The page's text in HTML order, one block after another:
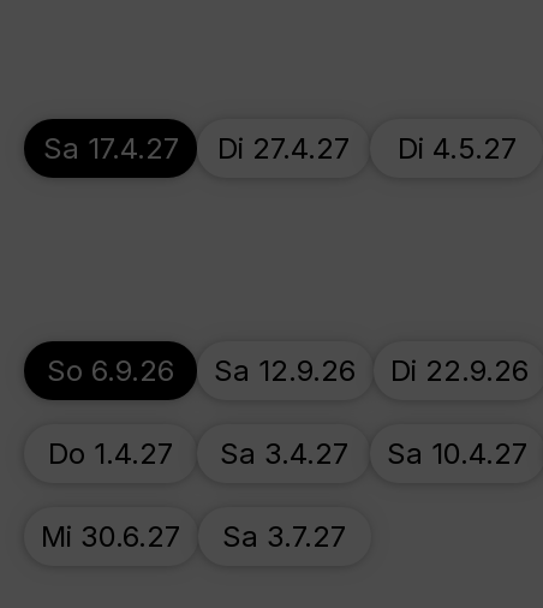
Sa 17.4.27 Di 27.4.27 Di 4.5.27
So 6.9.26 Sa 12.9.26 Di 22.9.26
Do 1.4.27 Sa 3.4.27 Sa 10.4.27
Mi 30.6.27 Sa 3.7.27